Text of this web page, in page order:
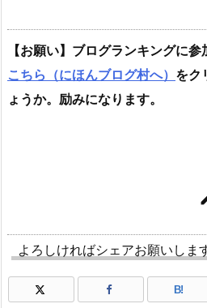
【お願い】ブログランキングに
こちら（にほんブログ村へ） をク
ょうか。励みになります。
よろしければシェアお願いしま
B!